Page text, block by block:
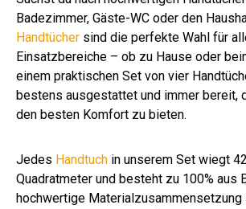
nt
Badezimmer, Gäste-WC oder den
Handtücher sind die perfekte Wahl für
Einsatzbereiche – ob zu Hause oder
einem praktischen Set von vier
bestens ausgestattet und immer bereit,
den besten Komfort zu bieten.
Jedes Handtuch in unserem Set wiegt
Quadratmeter und besteht zu 100% aus
hochwertige Materialzusammensetzung